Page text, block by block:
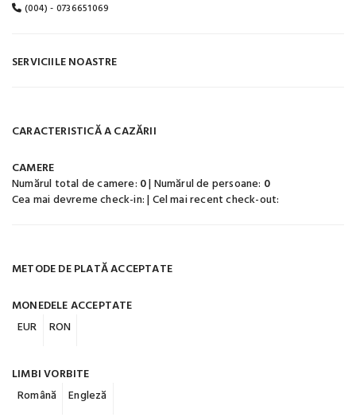
(004) - 0736651069
SERVICIILE NOASTRE
CARACTERISTICĂ A CAZĂRII
CAMERE
Numărul total de camere: 0| Numărul de persoane: 0
Cea mai devreme check-in:| Cel mai recent check-out:
METODE DE PLATĂ ACCEPTATE
MONEDELE ACCEPTATE
EUR
RON
LIMBI VORBITE
Română
Engleză